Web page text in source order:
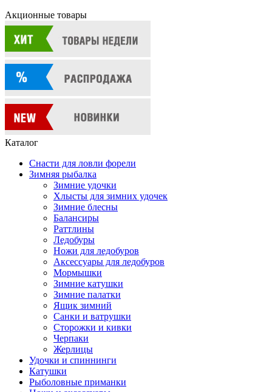
Акционные товары
Каталог
Снасти для ловли форели
Зимняя рыбалка
Зимние удочки
Хлысты для зимних удочек
Зимние блесны
Балансиры
Раттлины
Ледобуры
Ножи для ледобуров
Аксессуары для ледобуров
Мормышки
Зимние катушки
Зимние палатки
Ящик зимний
Санки и ватрушки
Сторожки и кивки
Черпаки
Жерлицы
Удочки и спиннинги
Катушки
Рыболовные приманки